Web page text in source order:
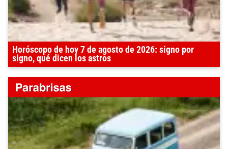
Horóscopo de hoy 7 de agosto de 2026: signo por
signo, qué dicen los astros